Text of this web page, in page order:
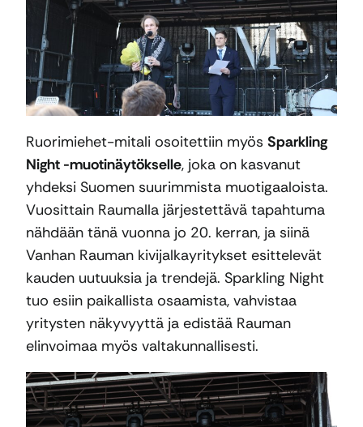
Ruorimiehet-mitali osoitettiin myös Sparkling
Night -muotinäytökselle, joka on kasvanut
yhdeksi Suomen suurimmista muotigaaloista.
Vuosittain Raumalla järjestettävä tapahtuma
nähdään tänä vuonna jo 20. kerran, ja siinä
Vanhan Rauman kivijalkayritykset esittelevät
kauden uutuuksia ja trendejä. Sparkling Night
tuo esiin paikallista osaamista, vahvistaa
yritysten näkyvyyttä ja edistää Rauman
elinvoimaa myös valtakunnallisesti.